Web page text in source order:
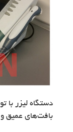
دستگاه لیزر با
بافت‌های عمیق